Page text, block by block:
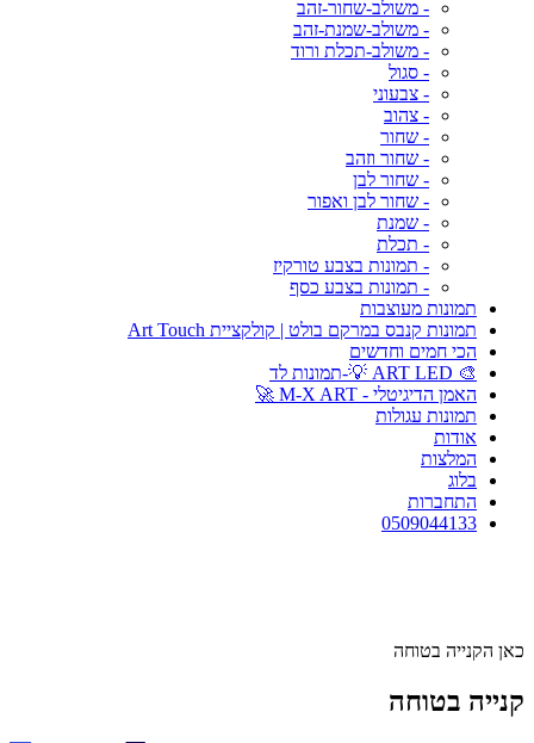
- משולב-שחור-זהב
- משולב-שמנת-זהב
- משולב-תכלת ורוד
- סגול
- צבעוני
- צהוב
- שחור
- שחור וזהב
- שחור לבן
- שחור לבן ואפור
- שמנת
- תכלת
- תמונות בצבע טורקיז
- תמונות בצבע כסף
תמונות מעוצבות
תמונות קנבס במרקם בולט | קולקציית Art Touch
הכי חמים וחדשים
🎨 ART LED 💡-תמונות לד
האמן הדיגיטלי - M-X ART 🚀
תמונות עגולות
אודות
המלצות
בלוג
התחברות
0509044133
כאן הקנייה בטוחה
קנייה בטוחה